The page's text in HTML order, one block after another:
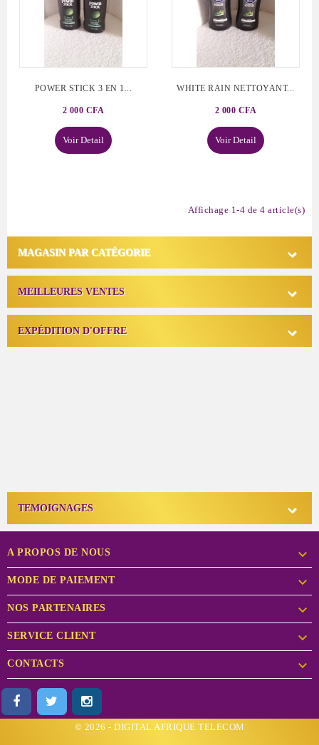
POWER STICK 3 EN 1...
2 000 CFA
Voir Detail
WHITE RAIN NETTOYANT...
2 000 CFA
Voir Detail
Affichage 1-4 de 4 article(s)
MAGASIN PAR CATÉGORIE 
MEILLEURES VENTES 
EXPÉDITION D'OFFRE 
TEMOIGNAGES 
A PROPOS DE NOUS 
MODE DE PAIEMENT 
NOS PARTENAIRES 
SERVICE CLIENT 
CONTACTS 
© 2026 - DIGITAL AFRIQUE TELECOM